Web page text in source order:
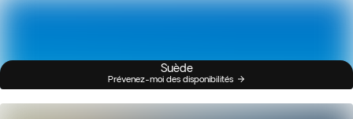
Suède
Prévenez-moi des disponibilités